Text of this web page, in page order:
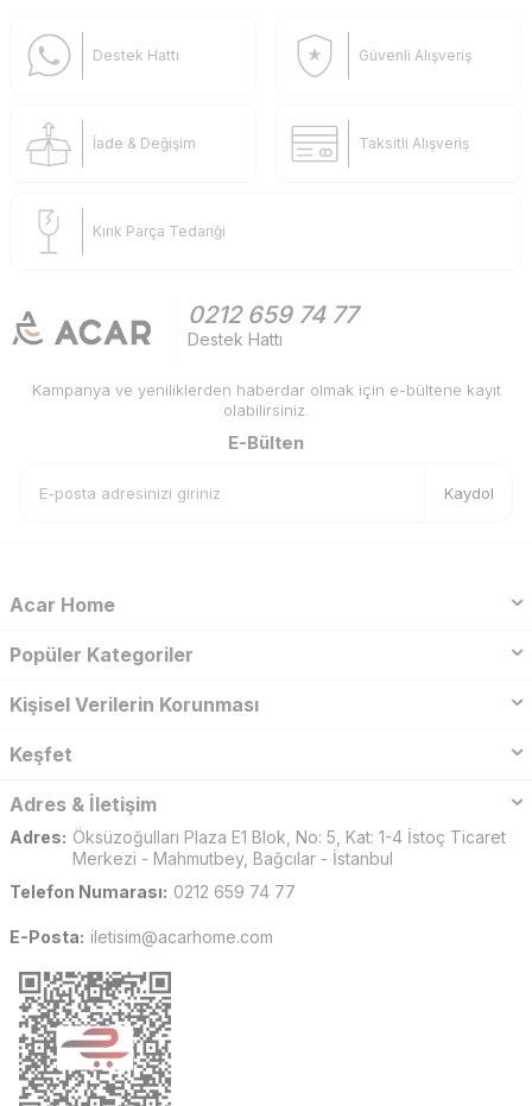
Destek Hattı Güvenli Alışveriş
İade & Değişim Taksitli Alışveriş
Kırık Parça Tedariği
0212 659 74 77
Destek Hattı
Kampanya ve yeniliklerden haberdar olmak için e-bültene kayıt
olabilirsiniz.
E-Bülten
Kaydol
Acar Home
Popüler Kategoriler
Kişisel Verilerin Korunması
Keşfet
Adres & İletişim
Adres: Öksüzoğulları Plaza E1 Blok, No: 5, Kat: 1-4 İstoç Ticaret
Merkezi - Mahmutbey, Bağcılar - İstanbul
Telefon Numarası: 0212 659 74 77
E-Posta: iletisim@acarhome.com